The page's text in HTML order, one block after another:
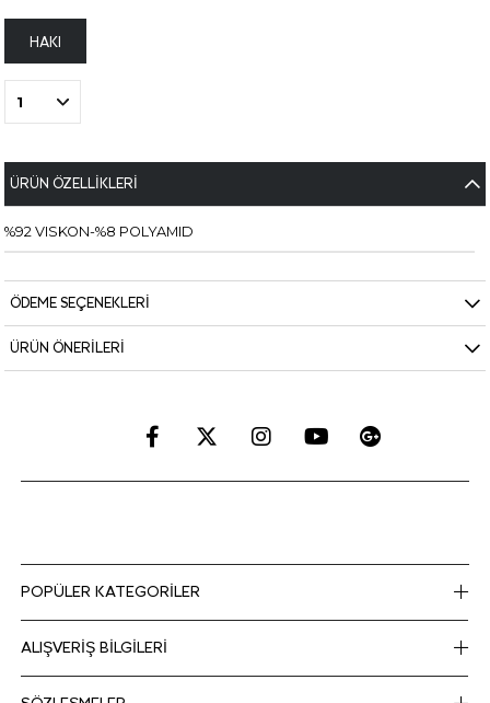
HAKI
ÜRÜN ÖZELLIKLERI
%92 VISKON-%8 POLYAMID
ÖDEME SEÇENEKLERI
ÜRÜN ÖNERILERI
POPÜLER KATEGORİLER
ALIŞVERİŞ BİLGİLERİ